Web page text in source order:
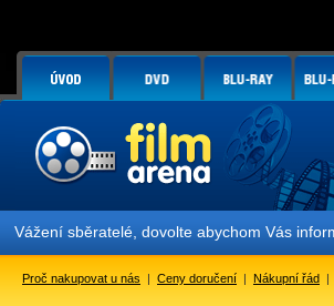
sběratelé, dovolte abychom Vás
Proč nakupovat u nás | Ceny doručení | Nákupní řád |